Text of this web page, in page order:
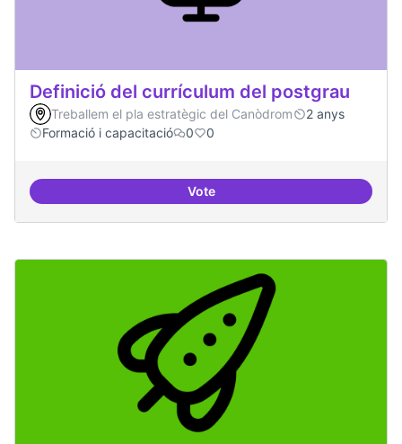
Definició del currículum del postgrau
Treballem el pla estratègic del Canòdrom
2 anys
Formació i capacitació
0 0
VoteDefinició del currículum del